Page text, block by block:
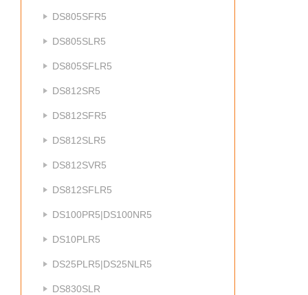
DS805SFR5
DS805SLR5
DS805SFLR5
DS812SR5
DS812SFR5
DS812SLR5
DS812SVR5
DS812SFLR5
DS100PR5|DS100NR5
DS10PLR5
DS25PLR5|DS25NLR5
DS830SLR